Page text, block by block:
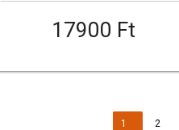
17900 Ft
1 2